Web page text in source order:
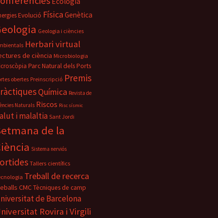
Evolució Física Genètica
Geologia i ciències
Herbari virtual
de ciència Microbiologia
Parc Natural dels Ports
obertes Preinscripció Premis
Química Revista de
Naturals Riscos Risc sísmic
i malaltia Sant Jordi
de la
Sistema nerviós
Tallers científics
Treball de recerca
CMCTècniques de camp
de Barcelona
Rovira i Virgili